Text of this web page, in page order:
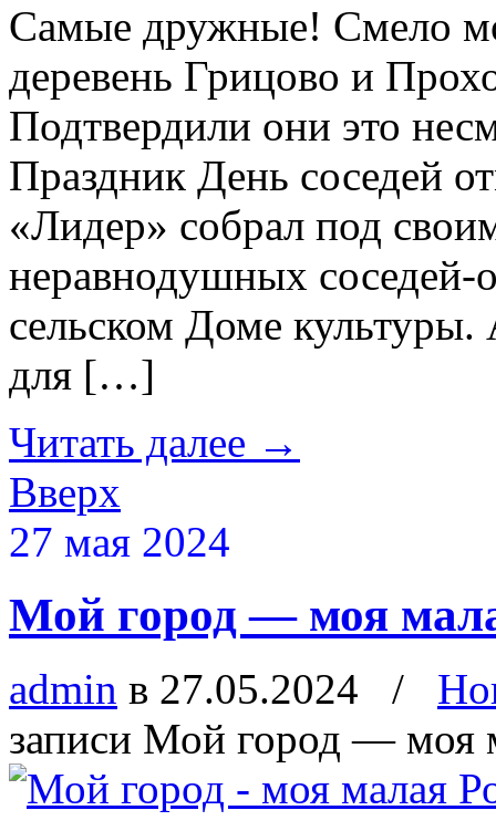
Самые дружные! Смело
деревень Грицово и
Подтвердили они это
Праздник День соседей
«Лидер» собрал под
неравнодушных соседей-
сельском Доме
для […]
Читать далее →
Вверх
27 мая 2024
Мой город — моя
admin в 27.05.2024 /
записи Мой город — моя